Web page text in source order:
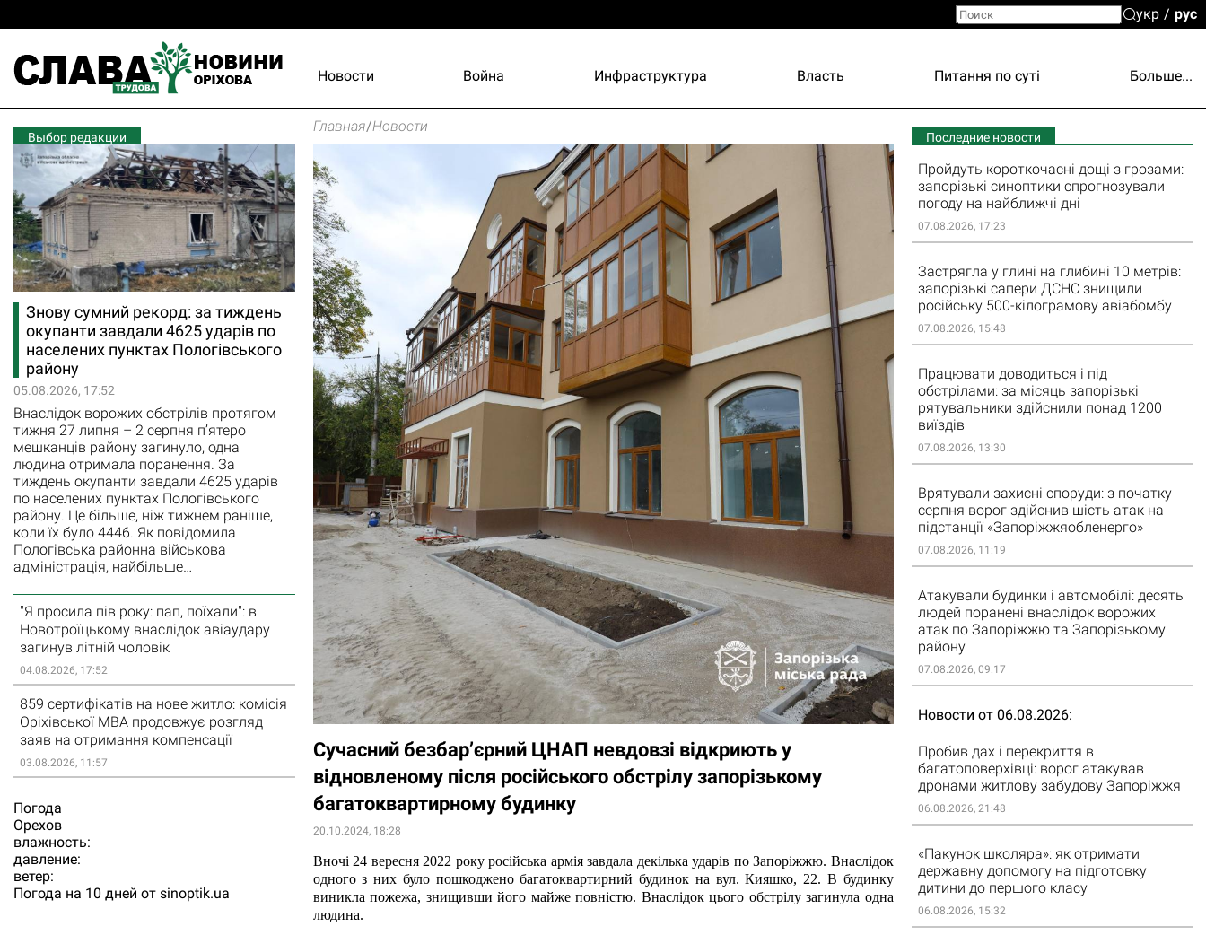
укр рус
Новости Война Инфраструктура Власть Питання по суті Больше...
Выбор редакции
Знову сумний рекорд: за тиждень
окупанти завдали 4625 ударів по
населених пунктах Пологівського
району
05.08.2026, 17:52
Внаслідок ворожих обстрілів протягом
тижня 27 липня – 2 серпня п’ятеро
мешканців району загинуло, одна
людина отримала поранення. За
тиждень окупанти завдали 4625 ударів
по населених пунктах Пологівського
району. Це більше, ніж тижнем раніше,
коли їх було 4446. Як повідомила
Пологівська районна військова
адміністрація, найбільше…
"Я просила пів року: пап, поїхали": в
Новотроїцькому внаслідок авіаудару
загинув літній чоловік
04.08.2026, 17:52
859 сертифікатів на нове житло: комісія
Оріхівської МВА продовжує розгляд
заяв на отримання компенсації
03.08.2026, 11:57
Погода
Орехов
влажность:
давление:
ветер:
Погода на 10 дней от sinoptik.ua
Главная/Новости
Сучасний безбар’єрний ЦНАП невдовзі відкриють у
відновленому після російського обстрілу запорізькому
багатоквартирному будинку
20.10.2024, 18:28
Вночі 24 вересня 2022 року російська армія завдала декілька ударів по Запоріжжю. Внаслідок
одного з них було пошкоджено багатоквартирний будинок на вул. Кияшко, 22. В будинку
виникла пожежа, знищивши його майже повністю. Внаслідок цього обстрілу загинула одна
людина.
Последние новости
Пройдуть короткочасні дощі з грозами:
запорізькі синоптики спрогнозували
погоду на найближчі дні
07.08.2026, 17:23
Застрягла у глині на глибині 10 метрів:
запорізькі сапери ДСНС знищили
російську 500-кілограмову авіабомбу
07.08.2026, 15:48
Працювати доводиться і під
обстрілами: за місяць запорізькі
рятувальники здійснили понад 1200
виїздів
07.08.2026, 13:30
Врятували захисні споруди: з початку
серпня ворог здійснив шість атак на
підстанції «Запоріжжяобленерго»
07.08.2026, 11:19
Атакували будинки і автомобілі: десять
людей поранені внаслідок ворожих
атак по Запоріжжю та Запорізькому
району
07.08.2026, 09:17
Новости от 06.08.2026
Пробив дах і перекриття в
багатоповерхівці: ворог атакував
дронами житлову забудову Запоріжжя
06.08.2026, 21:48
«Пакунок школяра»: як отримати
державну допомогу на підготовку
дитини до першого класу
06.08.2026, 15:32